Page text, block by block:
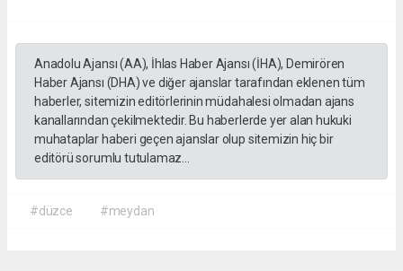
Anadolu Ajansı (AA), İhlas Haber Ajansı (İHA), Demirören
Haber Ajansı (DHA) ve diğer ajanslar tarafından eklenen tüm
haberler, sitemizin editörlerinin müdahalesi olmadan ajans
kanallarından çekilmektedir. Bu haberlerde yer alan hukuki
muhataplar haberi geçen ajanslar olup sitemizin hiç bir
editörü sorumlu tutulamaz...
#düzce #meydan